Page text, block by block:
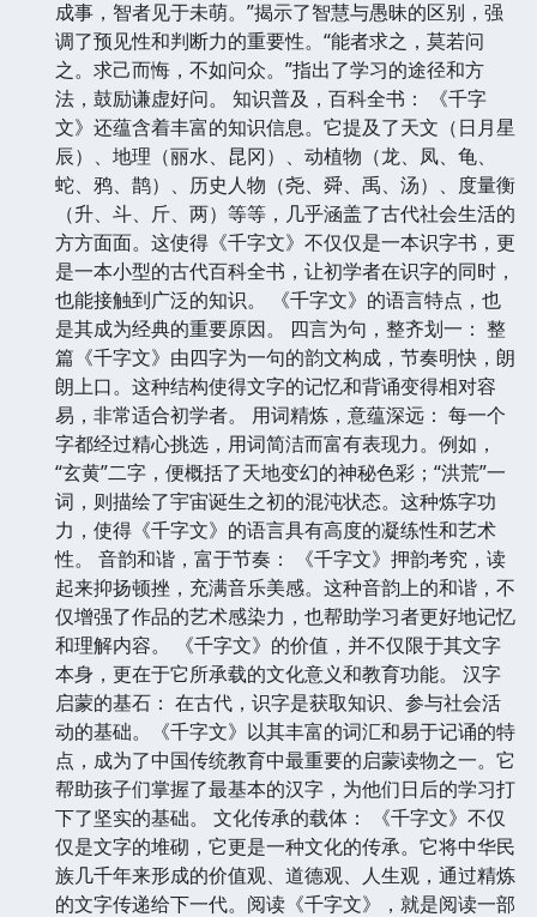
成事，智者见于未萌。”揭示了智慧与愚昧的区别，强
调了预见性和判断力的重要性。“能者求之，莫若问
之。求己而悔，不如问众。”指出了学习的途径和方
法，鼓励谦虚好问。 知识普及，百科全书： 《千字
文》还蕴含着丰富的知识信息。它提及了天文（日月星
辰）、地理（丽水、昆冈）、动植物（龙、凤、龟、
蛇、鸦、鹊）、历史人物（尧、舜、禹、汤）、度量衡
（升、斗、斤、两）等等，几乎涵盖了古代社会生活的
方方面面。这使得《千字文》不仅仅是一本识字书，更
是一本小型的古代百科全书，让初学者在识字的同时，
也能接触到广泛的知识。 《千字文》的语言特点，也
是其成为经典的重要原因。 四言为句，整齐划一： 整
篇《千字文》由四字为一句的韵文构成，节奏明快，朗
朗上口。这种结构使得文字的记忆和背诵变得相对容
易，非常适合初学者。 用词精炼，意蕴深远： 每一个
字都经过精心挑选，用词简洁而富有表现力。例如，
“玄黄”二字，便概括了天地变幻的神秘色彩；“洪荒”一
词，则描绘了宇宙诞生之初的混沌状态。这种炼字功
力，使得《千字文》的语言具有高度的凝练性和艺术
性。 音韵和谐，富于节奏： 《千字文》押韵考究，读
起来抑扬顿挫，充满音乐美感。这种音韵上的和谐，不
仅增强了作品的艺术感染力，也帮助学习者更好地记忆
和理解内容。 《千字文》的价值，并不仅限于其文字
本身，更在于它所承载的文化意义和教育功能。 汉字
启蒙的基石： 在古代，识字是获取知识、参与社会活
动的基础。《千字文》以其丰富的词汇和易于记诵的特
点，成为了中国传统教育中最重要的启蒙读物之一。它
帮助孩子们掌握了最基本的汉字，为他们日后的学习打
下了坚实的基础。 文化传承的载体： 《千字文》不仅
仅是文字的堆砌，它更是一种文化的传承。它将中华民
族几千年来形成的价值观、道德观、人生观，通过精炼
的文字传递给下一代。阅读《千字文》，就是阅读一部